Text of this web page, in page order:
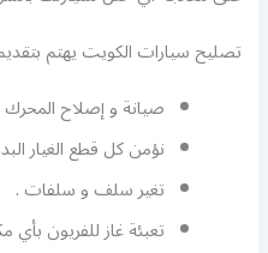
تصليح سيارات الكويت يهتم
صيانة و إصلاح
نؤمن كل قطع الغيار
تغير سلف و سلفات .
تعبئة غاز للفريون بأي